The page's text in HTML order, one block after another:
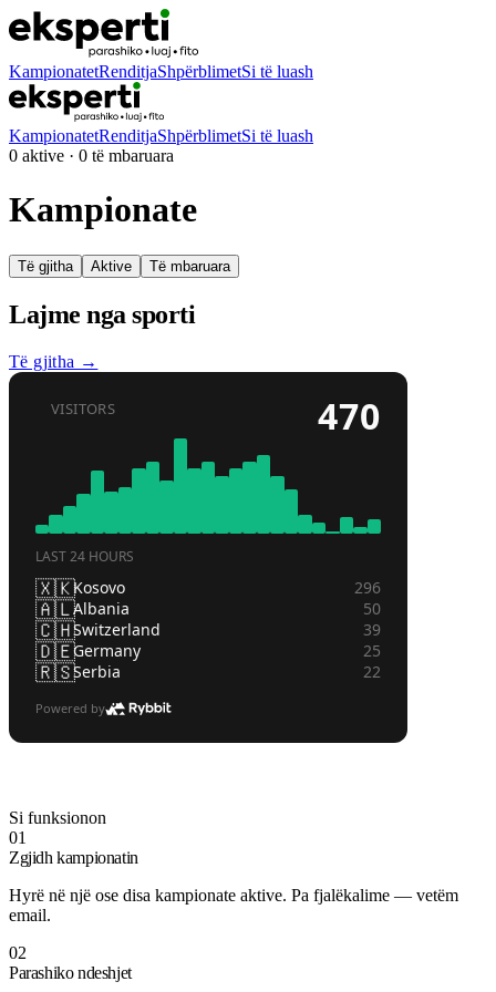
KampionatetRenditjaShpërblimetSi të luash
KampionatetRenditjaShpërblimetSi të luash
0 aktive · 0 të mbaruara
Kampionate
Të gjitha Aktive Të mbaruara
Lajme nga sporti
Të gjitha →
Si funksionon
01
Zgjidh kampionatin
Hyrë në një ose disa kampionate aktive. Pa fjalëkalime — vetëm
email.
02
Parashiko ndeshjet